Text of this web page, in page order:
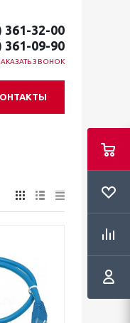
361-32-00
361-09-90
ЗВОНОК